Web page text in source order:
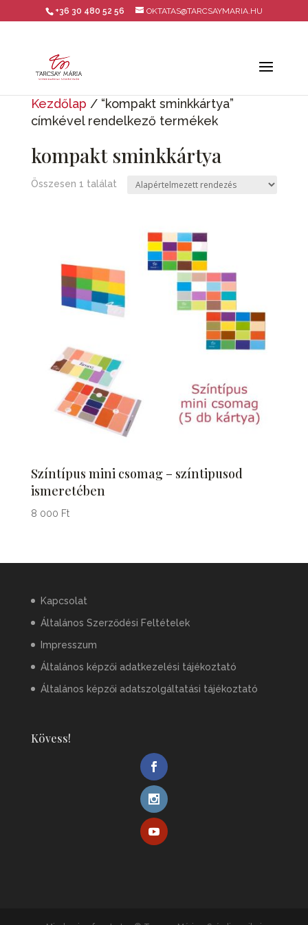
+36 30 480 52 56 OKTATAS@TARCSAYMARIA.HU
Kezdőlap / “kompakt sminkkártya”
címkével rendelkező termékek
kompakt sminkkártya
Összesen 1 találat
Színtípus mini csomag – színtipusod
ismeretében
8 000 Ft
Kapcsolat
Általános Szerződési Feltételek
Impresszum
Általános képzői adatkezelési tájékoztató
Általános képzői adatszolgáltatási tájékoztató
Kövess!